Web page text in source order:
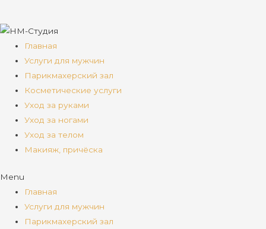
Главная
Услуги для мужчин
Парикмахерский зал
Косметические услуги
Уход за руками
Уход за ногами
Уход за телом
Макияж, причёска
Menu
Главная
Услуги для мужчин
Парикмахерский зал